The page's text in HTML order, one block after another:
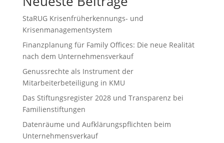
StaRUG Krisenfrüherkennungs- und
Krisenmanagementsystem
Finanzplanung für Family Offices: Die neue Realität
nach dem Unternehmensverkauf
Genussrechte als Instrument der
Mitarbeiterbeteiligung in KMU
Das Stiftungsregister 2028 und Transparenz bei
Familienstiftungen
Datenräume und Aufklärungspflichten beim
Unternehmensverkauf